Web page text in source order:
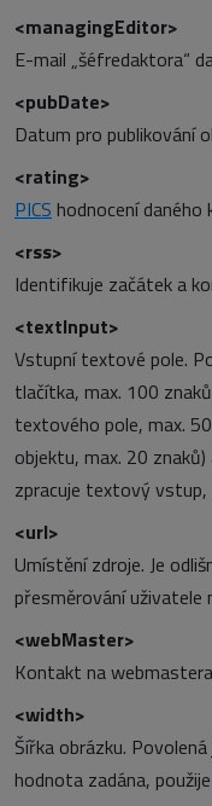
<managingEditor>
E-mail „šéfredaktora“
<pubDate>
Datum pro publikování
<rating>
PICS hodnocení daného
<rss>
Identifikuje začátek a
<textInput>
Vstupní textové pole.
tlačítka, max. 100
textového pole, max.
objektu, max. 20
zpracuje textový vstup,
<url>
Umístění zdroje. Je
přesměrování uživatele
<webMaster>
Kontakt na
<width>
Šířka obrázku.
hodnota zadána,